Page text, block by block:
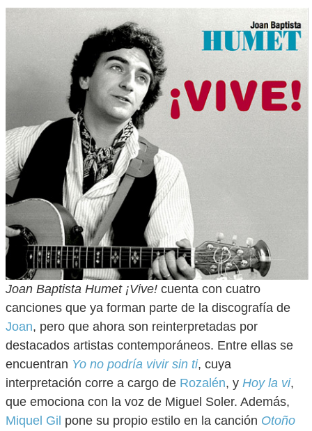
Joan Baptista Humet ¡Vive! cuenta con cuatro
canciones que ya forman parte de la discografía de
Joan, pero que ahora son reinterpretadas por
destacados artistas contemporáneos. Entre ellas se
encuentran Yo no podría vivir sin ti, cuya
interpretación corre a cargo de Rozalén, y Hoy la vi,
que emociona con la voz de Miguel Soler. Además,
Miquel Gil pone su propio estilo en la canción Otoño